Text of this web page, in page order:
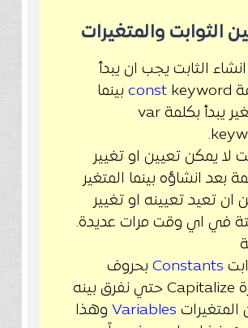
الثوابت والمتغيرات
الثابت يجب ان يبدأ
const keyword بينما
المتغير يبدأ بكلمة var
لا يمكن تعيين او تغيير
بعد انشاؤه بينما المتغير
ان تعيد تعيينه او تغيير
في اي وقت مرات عديدة.
Constants بحروف
كبيرة Capitalize حتي نفرق بينه
المتغيرات Variables وهذا